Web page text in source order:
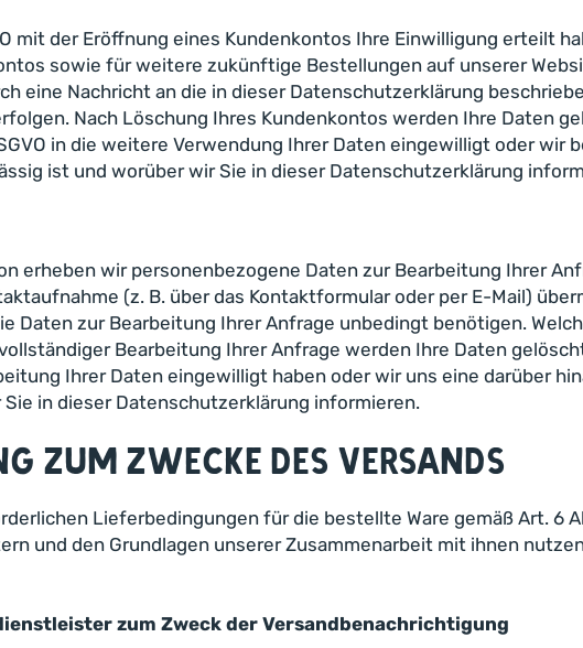
mit der Eröffnung eines Kundenkontos Ihre Einwilligung erteilt
sowie für weitere zukünftige Bestellungen auf unserer
eine Nachricht an die in dieser Datenschutzerklärung
Nach Löschung Ihres Kundenkontos werden Ihre Daten
in die weitere Verwendung Ihrer Daten eingewilligt oder wir
ist und worüber wir Sie in dieser Datenschutzerklärung
erheben wir personenbezogene Daten zur Bearbeitung Ihrer
(z. B. über das Kontaktformular oder per E-Mail)
Daten zur Bearbeitung Ihrer Anfrage unbedingt benötigen.
Bearbeitung Ihrer Anfrage werden Ihre Daten
Ihrer Daten eingewilligt haben oder wir uns eine darüber
in dieser Datenschutzerklärung informieren.
zum Zwecke des Versands
Lieferbedingungen für die bestellte Ware gemäß Art. 6
und den Grundlagen unserer Zusammenarbeit mit ihnen
zum Zweck der Versandbenachrichtigung